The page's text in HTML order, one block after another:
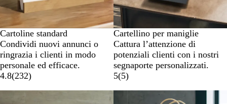
Cartoline standard
Condividi nuovi annunci o
ringrazia i clienti in modo
personale ed efficace.
4.8(232)
Cartellino per maniglie
Cattura l’attenzione di
potenziali clienti con i nostri
segnaporte personalizzati.
5(5)